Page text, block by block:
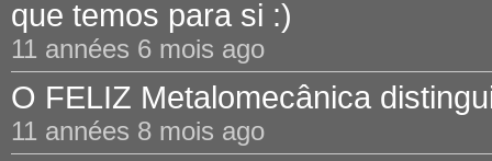
que temos para si :)
11 années 6 mois ago
O FELIZ Metalomecânica
11 années 8 mois ago